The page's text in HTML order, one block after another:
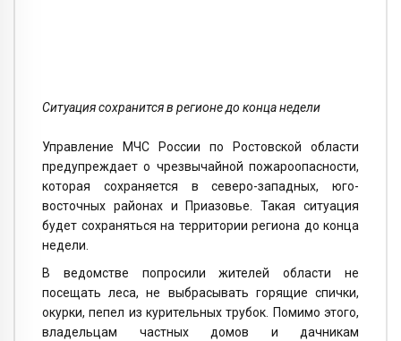
Ситуация сохранится в регионе до конца недели
Управление МЧС России по Ростовской области
предупреждает о чрезвычайной пожароопасности,
которая сохраняется в северо-западных, юго-
восточных районах и Приазовье. Такая ситуация
будет сохраняться на территории региона до конца
недели.
В ведомстве попросили жителей области не
посещать леса, не выбрасывать горящие спички,
окурки, пепел из курительных трубок. Помимо этого,
владельцам частных домов и дачникам